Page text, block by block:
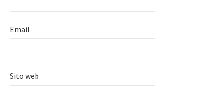
Email
Sito web